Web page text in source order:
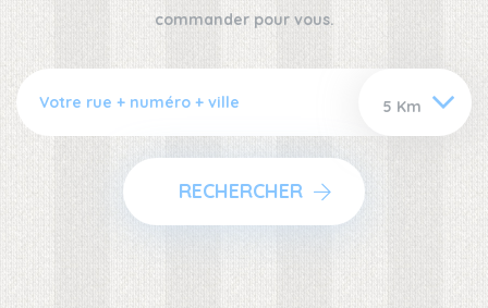
commander pour vous.
RECHERCHER